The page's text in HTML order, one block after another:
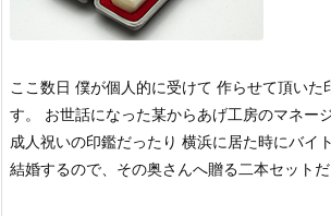
ここ数日 僕が個人的に受けて 作らせて頂いた
す。 お世話になった某からあげ工房のマネー
成人祝いの印鑑だったり 横浜に居た時にバイ
結婚するので、その奥さんへ贈る二本セット